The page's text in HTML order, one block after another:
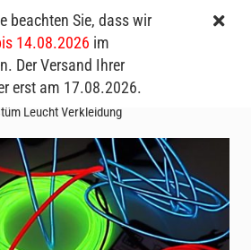
beachten Sie, dass wir
14.08.2026 im
Der Versand Ihrer
erst am 17.08.2026.
Leuchtkabel mit Inverter I Kreatives
Leucht Verkleidung